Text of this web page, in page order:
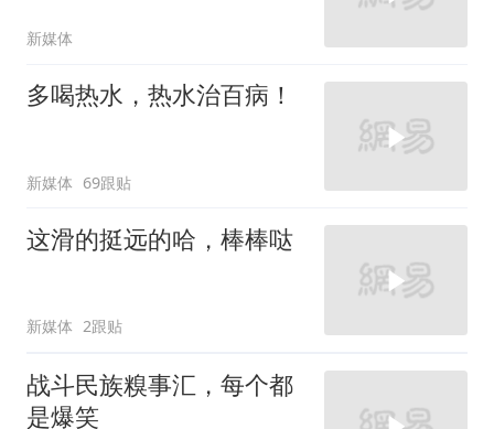
新媒体
多喝热水，热水治百病！
新媒体 69跟贴
这滑的挺远的哈，棒棒哒
新媒体 2跟贴
战斗民族糗事汇，每个都
是爆笑